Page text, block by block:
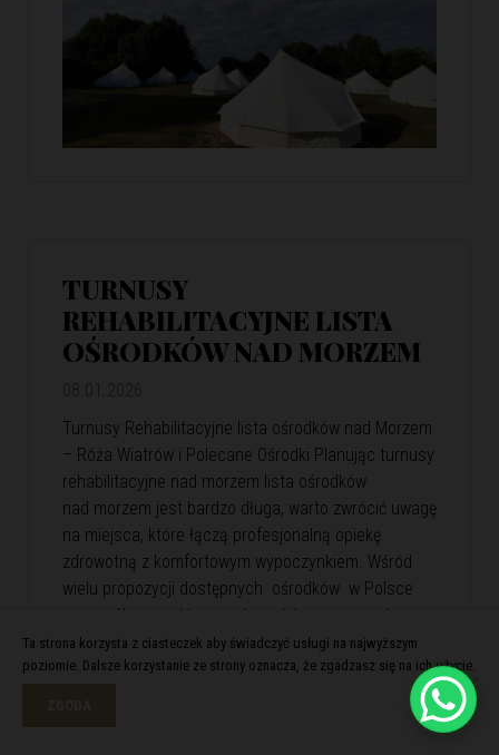
TURNUSY
REHABILITACYJNE LISTA
OŚRODKÓW NAD MORZEM
Turnusy Rehabilitacyjne lista ośrodków nad Morzem
– Róża Wiatrów i Polecane Ośrodki Planując turnusy
rehabilitacyjne nad morzem lista ośrodków
nad morzem jest bardzo długa, warto zwrócić uwagę
na miejsca, które łączą profesjonalną opiekę
zdrowotną z komfortowym wypoczynkiem. Wśród
wielu propozycji dostępnych ośrodków w Polsce
szczególnie wyróżnia się kompleks wypoczynkowy
Róża Wiatrów. Oferuje skuteczną rehabilitację
i relaks w malowniczej nadmorskiej scenerii. Róża
Ta strona korzysta z ciasteczek aby świadczyć usługi na najwyższym
poziomie. Dalsze korzystanie ze strony oznacza, że zgadzasz się na ich użycie.